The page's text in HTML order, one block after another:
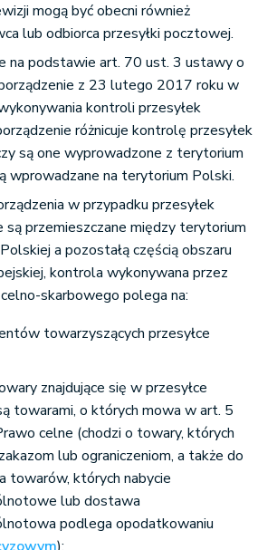
mogą być obecni również
lub odbiorca przesyłki pocztowej.
na podstawie art. 70 ust. 3 ustawy o
z 23 lutego 2017 roku w
kontroli przesyłek
różnicuje kontrolę przesyłek
są one wyprowadzone z terytorium
wprowadzane na terytorium Polski.
w przypadku przesyłek
przemieszczane między terytorium
a pozostałą częścią obszaru
kontrola wykonywana przez
skarbowego polega na:
towarzyszących przesyłce
znajdujące się w przesyłce
towarami, o których mowa w art. 5
celne (chodzi o towary, których
lub ograniczeniom, a także do
towarów, których nabycie
lub dostawa
podlega opodatkowaniu